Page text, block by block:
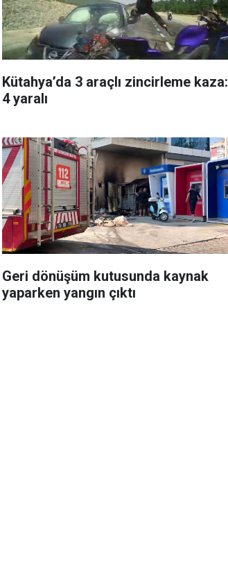
Kütahya’da 3 araçlı zincirleme kaza:
4 yaralı
Geri dönüşüm kutusunda kaynak
yaparken yangın çıktı